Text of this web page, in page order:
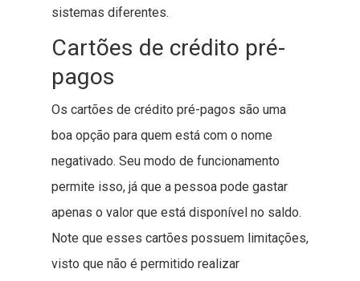
sistemas diferentes.
Cartões de crédito pré-
pagos
Os cartões de crédito pré-pagos são uma
boa opção para quem está com o nome
negativado. Seu modo de funcionamento
permite isso, já que a pessoa pode gastar
apenas o valor que está disponível no saldo.
Note que esses cartões possuem limitações,
visto que não é permitido realizar